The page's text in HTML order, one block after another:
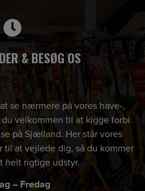
& BESØG OS
se nærmere på vores have-,
velkommen til at kigge forbi
på Sjælland. Her står vores
til at vejlede dig, så du kommer
helt rigtige udstyr.
– Fredag